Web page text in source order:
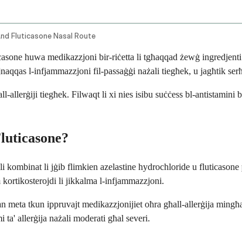
Fluticasone Nasal Route
huwa medikazzjoni bir-riċetta li tgħaqqad żewġ
l-infjammazzjoni fil-passaġġi nażali tiegħek, u jagħtik
allerġiji tiegħek. Filwaqt li xi nies isibu suċċess bl-
kombinat li jġib flimkien azelastine hydrochloride u
li jikkalma l-infjammazzjoni.
meta tkun ippruvajt medikazzjonijiet oħra għall-allerġija
ta' allerġija nażali moderati għal severi.